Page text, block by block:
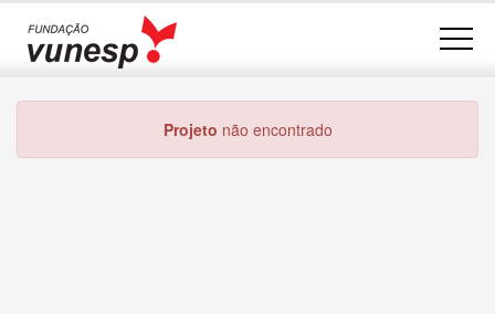
Projeto não encontrado